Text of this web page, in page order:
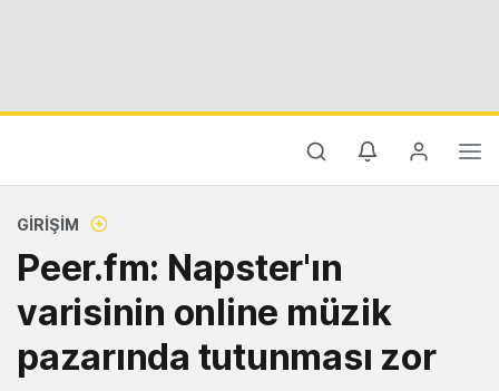
GIRIŞIM
Peer.fm: Napster'ın
varisinin online müzik
pazarında tutunması zor